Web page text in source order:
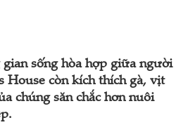
sống hòa hợp giữa người
House còn kích thích gà, vịt
chúng săn chắc hơn nuôi